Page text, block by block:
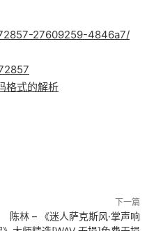
27609259-4846a7/
格式的解析
下一篇
陈林 – 《迷人萨克斯风·掌声响